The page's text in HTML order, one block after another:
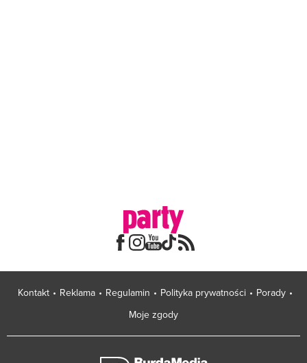
Kontakt Reklama Regulamin Polityka prywatności
Porady
Moje zgody